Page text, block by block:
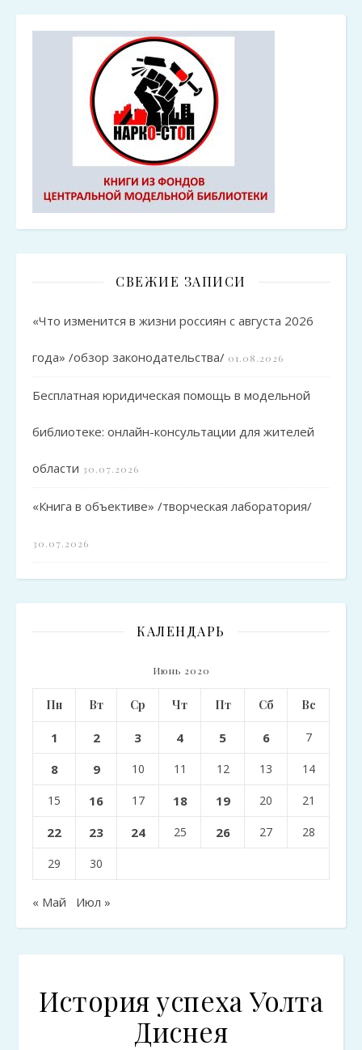
СВЕЖИЕ ЗАПИСИ
«Что изменится в жизни россиян с августа 2026
года» /обзор законодательства/ 01.08.2026
Бесплатная юридическая помощь в модельной
библиотеке: онлайн-консультации для жителей
области 30.07.2026
«Книга в объективе» /творческая лаборатория/
30.07.2026
КАЛЕНДАРЬ
Июнь 2020
Пн Вт Ср Чт Пт Сб Вс
1 2 3 4 5 6 7
8 9 10 11 12 13 14
15 16 17 18 19 20 21
22 23 24 25 26 27 28
29 30
« Май Июл »
История успеха Уолта
Диснея